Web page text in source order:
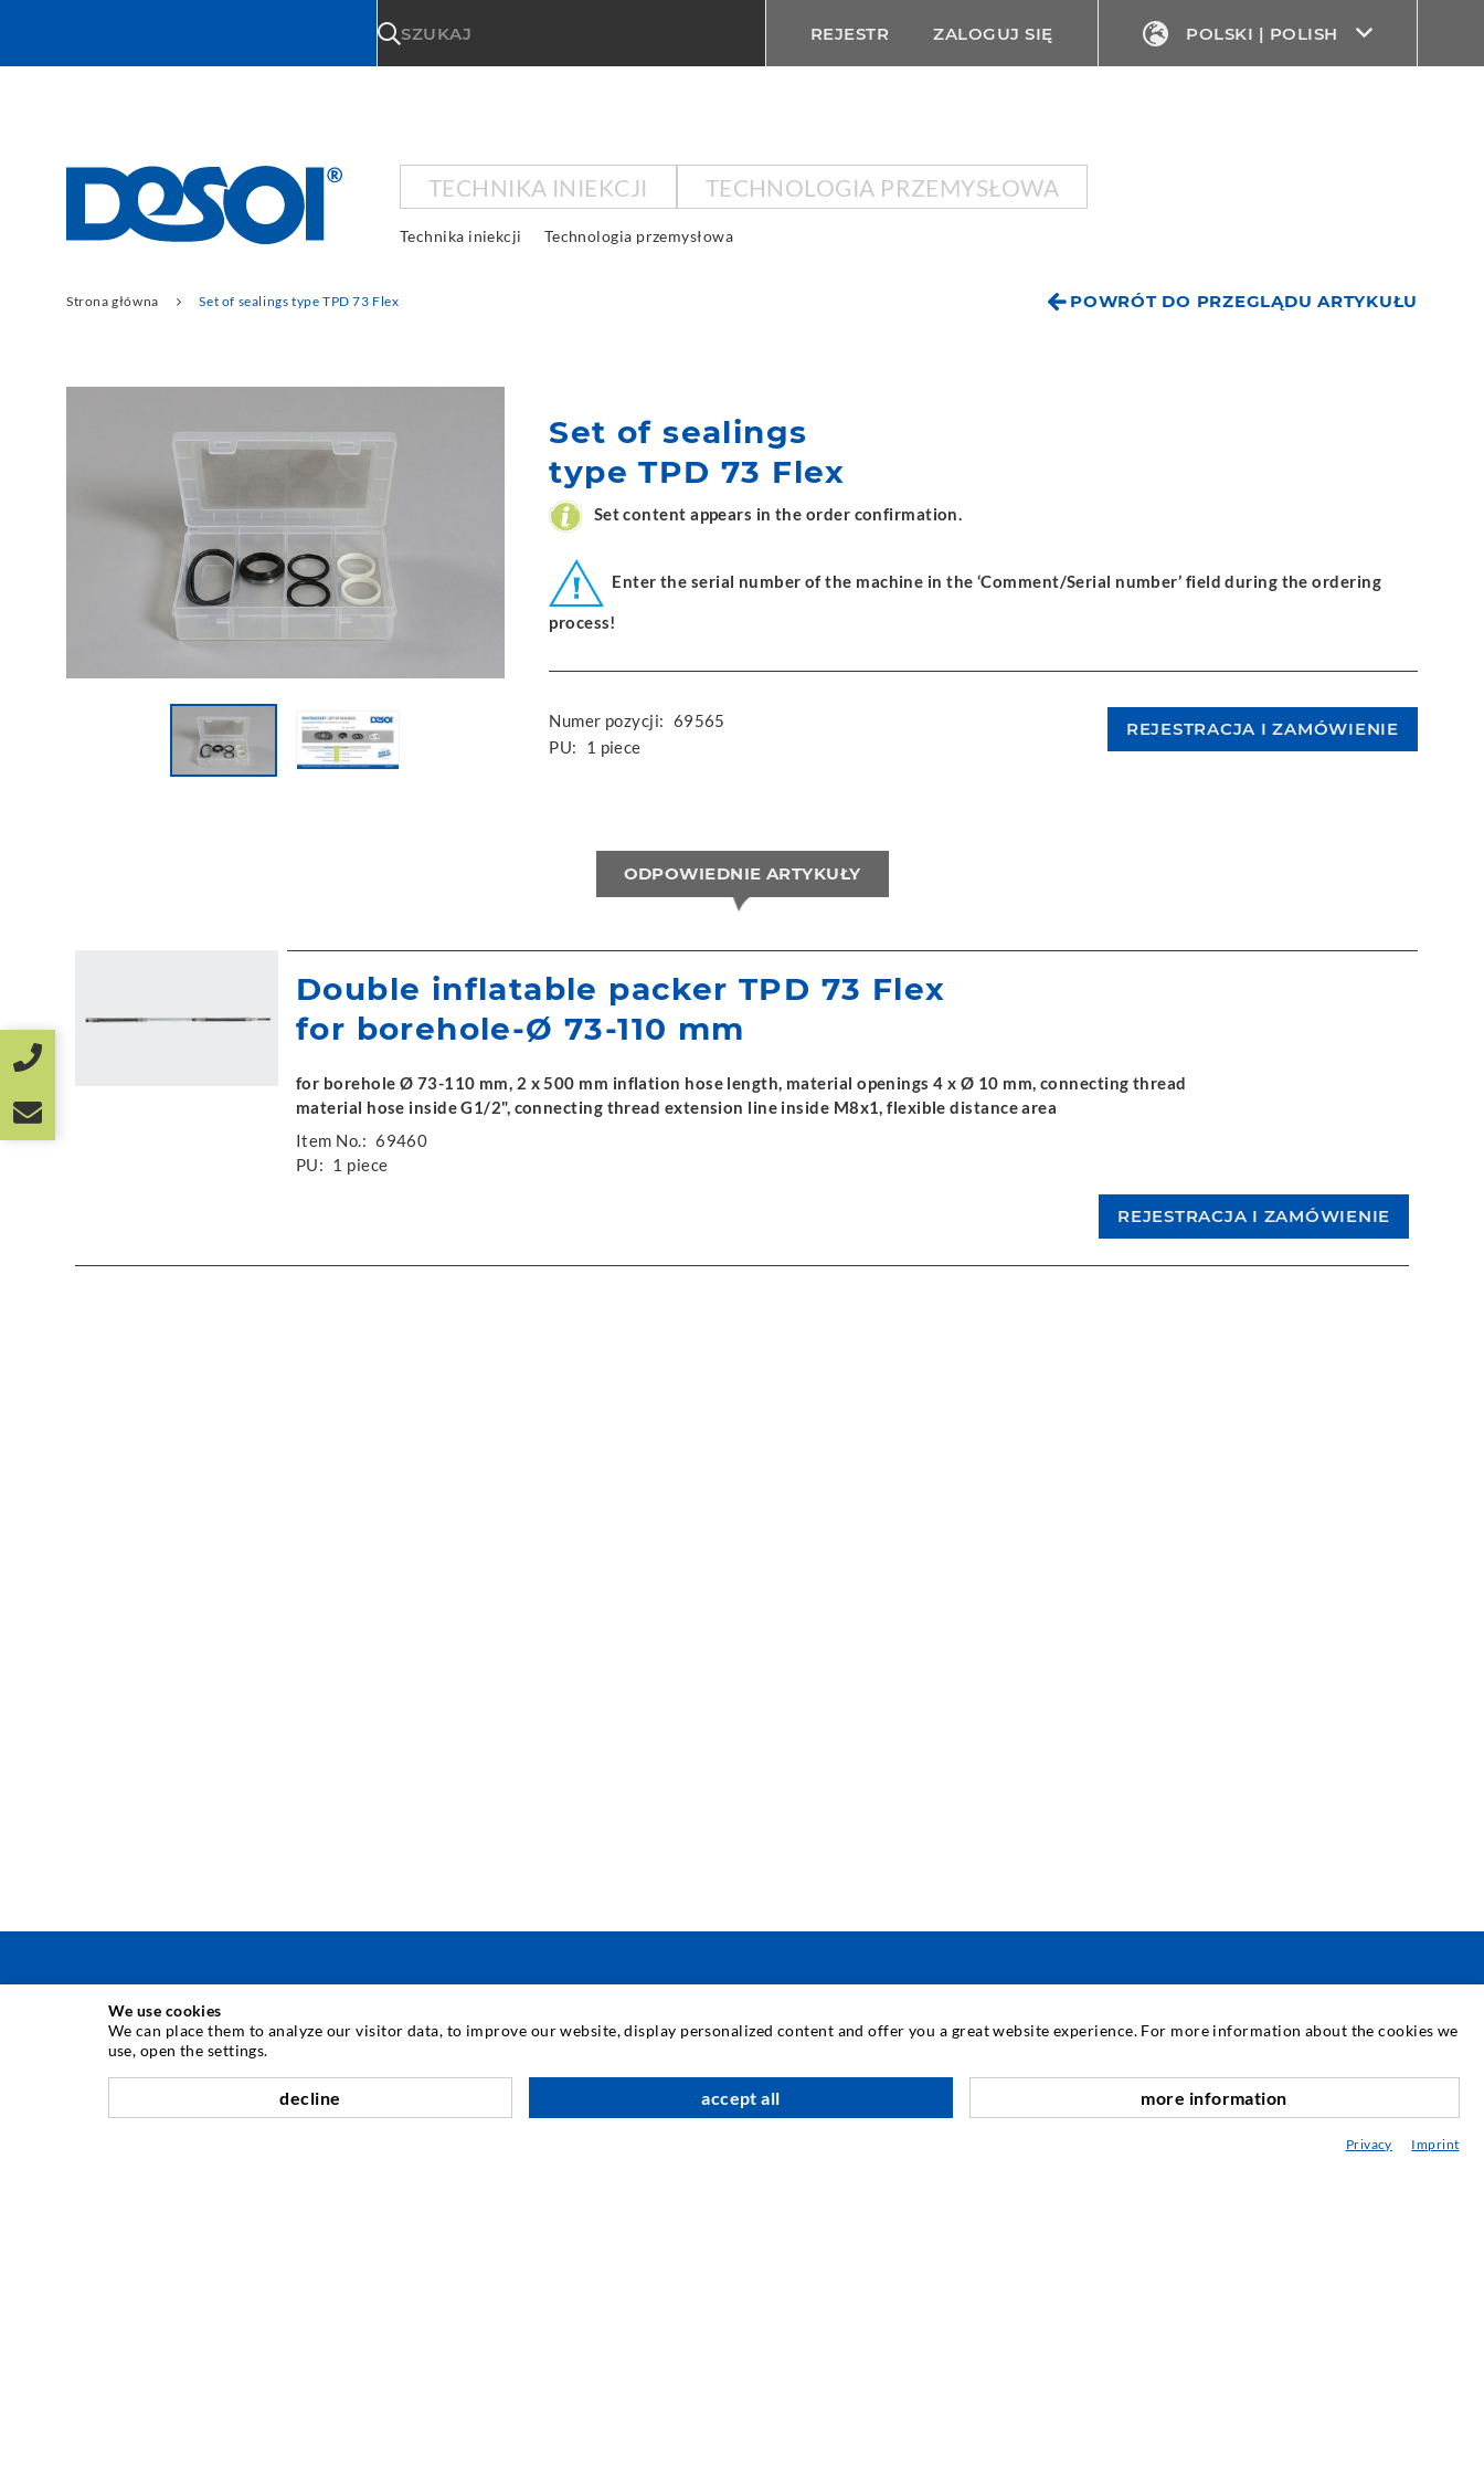
SZUKAJ REJESTR ZALOGUJ SIĘ POLSKI | POLISH
TECHNIKA INIEKCJI TECHNOLOGIA PRZEMYSŁOWA
Technika iniekcji Technologia przemysłowa
POWRÓT DO PRZEGLĄDU ARTYKUŁU
Strona główna Set of sealings type TPD 73 Flex
Set of sealings
type TPD 73 Flex
Set content appears in the order confirmation.
Enter the serial number of the machine in the ‘Comment/Serial number’ field during the ordering
process!
Numer pozycji: 69565
PU:
1 piece
ODPOWIEDNIE ARTYKUŁY
Double inflatable packer TPD 73 Flex
for borehole-Ø 73-110 mm
for borehole Ø 73-110 mm, 2 x 500 mm inflation hose length, material openings 4 x Ø 10 mm, connecting thread
material hose inside G1/2", connecting thread extension line inside M8x1, flexible distance area
Item No.: 69460
PU: 1 piece
TECHNIKA INIEKCJI
Iniekcja rys
Uszczelnienie poziome
TECHNOLOGIA PRZEMYSŁOWA SERWIS
Mediateka
Doradztwo / Planowanie / Wersja
We use cookies
We can place them to analyze our visitor data, to improve our website, display personalized content and offer you a great website experience. For more information about the cookies we
use, open the settings.
decline accept all more information
Privacy Imprint